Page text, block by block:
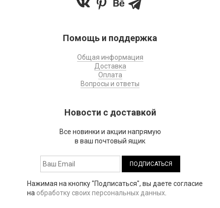
Помощь и поддержка
Общая информация
Доставка
Оплата
Вопросы и ответы
Новости с доставкой
Все новинки и акции напрямую
в ваш почтовый ящик
Нажимая на кнопку "Подписаться", вы даете согласие
на обработку своих персональных данных